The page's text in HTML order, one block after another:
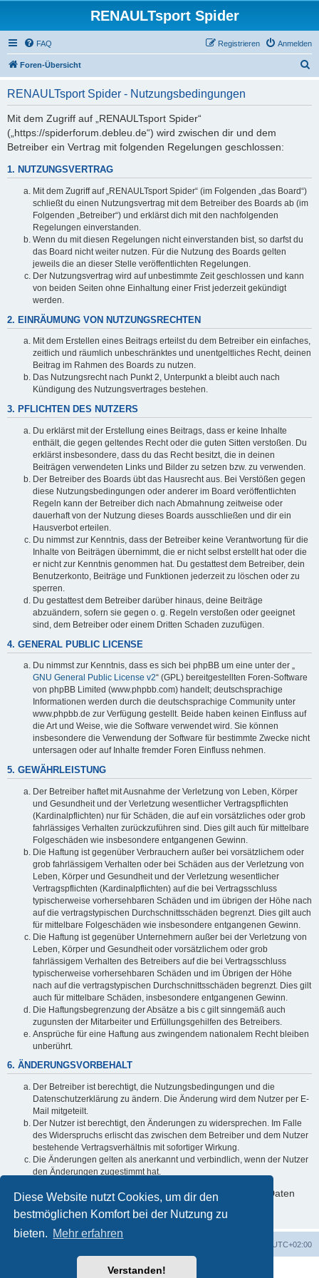
Diese Website nutzt Cookies, um dir den
bestmöglichen Komfort bei der Nutzung zu
bieten. Mehr erfahren
Verstanden!
RENAULTsport Spider
FAQ Anmelden
Registrieren
Foren-Übersicht
RENAULTsport Spider - Nutzungsbedingungen
Mit dem Zugriff auf „RENAULTsport Spider“
(„https://spiderforum.debleu.de“) wird zwischen dir und dem
Betreiber ein Vertrag mit folgenden Regelungen geschlossen:
1. NUTZUNGSVERTRAG
Mit dem Zugriff auf „RENAULTsport Spider“ (im Folgenden „das Board“)
schließt du einen Nutzungsvertrag mit dem Betreiber des Boards ab (im
Folgenden „Betreiber“) und erklärst dich mit den nachfolgenden
Regelungen einverstanden.
Wenn du mit diesen Regelungen nicht einverstanden bist, so darfst du
das Board nicht weiter nutzen. Für die Nutzung des Boards gelten
jeweils die an dieser Stelle veröffentlichten Regelungen.
Der Nutzungsvertrag wird auf unbestimmte Zeit geschlossen und kann
von beiden Seiten ohne Einhaltung einer Frist jederzeit gekündigt
werden.
2. EINRÄUMUNG VON NUTZUNGSRECHTEN
Mit dem Erstellen eines Beitrags erteilst du dem Betreiber ein einfaches,
zeitlich und räumlich unbeschränktes und unentgeltliches Recht, deinen
Beitrag im Rahmen des Boards zu nutzen.
Das Nutzungsrecht nach Punkt 2, Unterpunkt a bleibt auch nach
Kündigung des Nutzungsvertrages bestehen.
3. PFLICHTEN DES NUTZERS
Du erklärst mit der Erstellung eines Beitrags, dass er keine Inhalte
enthält, die gegen geltendes Recht oder die guten Sitten verstoßen. Du
erklärst insbesondere, dass du das Recht besitzt, die in deinen
Beiträgen verwendeten Links und Bilder zu setzen bzw. zu verwenden.
Der Betreiber des Boards übt das Hausrecht aus. Bei Verstößen gegen
diese Nutzungsbedingungen oder anderer im Board veröffentlichten
Regeln kann der Betreiber dich nach Abmahnung zeitweise oder
dauerhaft von der Nutzung dieses Boards ausschließen und dir ein
Hausverbot erteilen.
Du nimmst zur Kenntnis, dass der Betreiber keine Verantwortung für die
Inhalte von Beiträgen übernimmt, die er nicht selbst erstellt hat oder die
er nicht zur Kenntnis genommen hat. Du gestattest dem Betreiber, dein
Benutzerkonto, Beiträge und Funktionen jederzeit zu löschen oder zu
sperren.
Du gestattest dem Betreiber darüber hinaus, deine Beiträge
abzuändern, sofern sie gegen o. g. Regeln verstoßen oder geeignet
sind, dem Betreiber oder einem Dritten Schaden zuzufügen.
4. GENERAL PUBLIC LICENSE
Du nimmst zur Kenntnis, dass es sich bei phpBB um eine unter der „
GNU General Public License v2“ (GPL) bereitgestellten Foren-Software
von phpBB Limited (www.phpbb.com) handelt; deutschsprachige
Informationen werden durch die deutschsprachige Community unter
www.phpbb.de zur Verfügung gestellt. Beide haben keinen Einfluss auf
die Art und Weise, wie die Software verwendet wird. Sie können
insbesondere die Verwendung der Software für bestimmte Zwecke nicht
untersagen oder auf Inhalte fremder Foren Einfluss nehmen.
5. GEWÄHRLEISTUNG
Der Betreiber haftet mit Ausnahme der Verletzung von Leben, Körper
und Gesundheit und der Verletzung wesentlicher Vertragspflichten
(Kardinalpflichten) nur für Schäden, die auf ein vorsätzliches oder grob
fahrlässiges Verhalten zurückzuführen sind. Dies gilt auch für mittelbare
Folgeschäden wie insbesondere entgangenen Gewinn.
Die Haftung ist gegenüber Verbrauchern außer bei vorsätzlichem oder
grob fahrlässigem Verhalten oder bei Schäden aus der Verletzung von
Leben, Körper und Gesundheit und der Verletzung wesentlicher
Vertragspflichten (Kardinalpflichten) auf die bei Vertragsschluss
typischerweise vorhersehbaren Schäden und im übrigen der Höhe nach
auf die vertragstypischen Durchschnittsschäden begrenzt. Dies gilt auch
für mittelbare Folgeschäden wie insbesondere entgangenen Gewinn.
Die Haftung ist gegenüber Unternehmern außer bei der Verletzung von
Leben, Körper und Gesundheit oder vorsätzlichem oder grob
fahrlässigem Verhalten des Betreibers auf die bei Vertragsschluss
typischerweise vorhersehbaren Schäden und im Übrigen der Höhe
nach auf die vertragstypischen Durchschnittsschäden begrenzt. Dies gilt
auch für mittelbare Schäden, insbesondere entgangenen Gewinn.
Die Haftungsbegrenzung der Absätze a bis c gilt sinngemäß auch
zugunsten der Mitarbeiter und Erfüllungsgehilfen des Betreibers.
Ansprüche für eine Haftung aus zwingendem nationalem Recht bleiben
unberührt.
6. ÄNDERUNGSVORBEHALT
Der Betreiber ist berechtigt, die Nutzungsbedingungen und die
Datenschutzerklärung zu ändern. Die Änderung wird dem Nutzer per E-
Mail mitgeteilt.
Der Nutzer ist berechtigt, den Änderungen zu widersprechen. Im Falle
des Widerspruchs erlischt das zwischen dem Betreiber und dem Nutzer
bestehende Vertragsverhältnis mit sofortiger Wirkung.
Die Änderungen gelten als anerkannt und verbindlich, wenn der Nutzer
den Änderungen zugestimmt hat.
Informationen über den Umgang mit deinen persönlichen Daten
sind in der Datenschutzerklärung enthalten.
UTC+02:00
Powered byphpBB® Forum Software © phpBB Limited